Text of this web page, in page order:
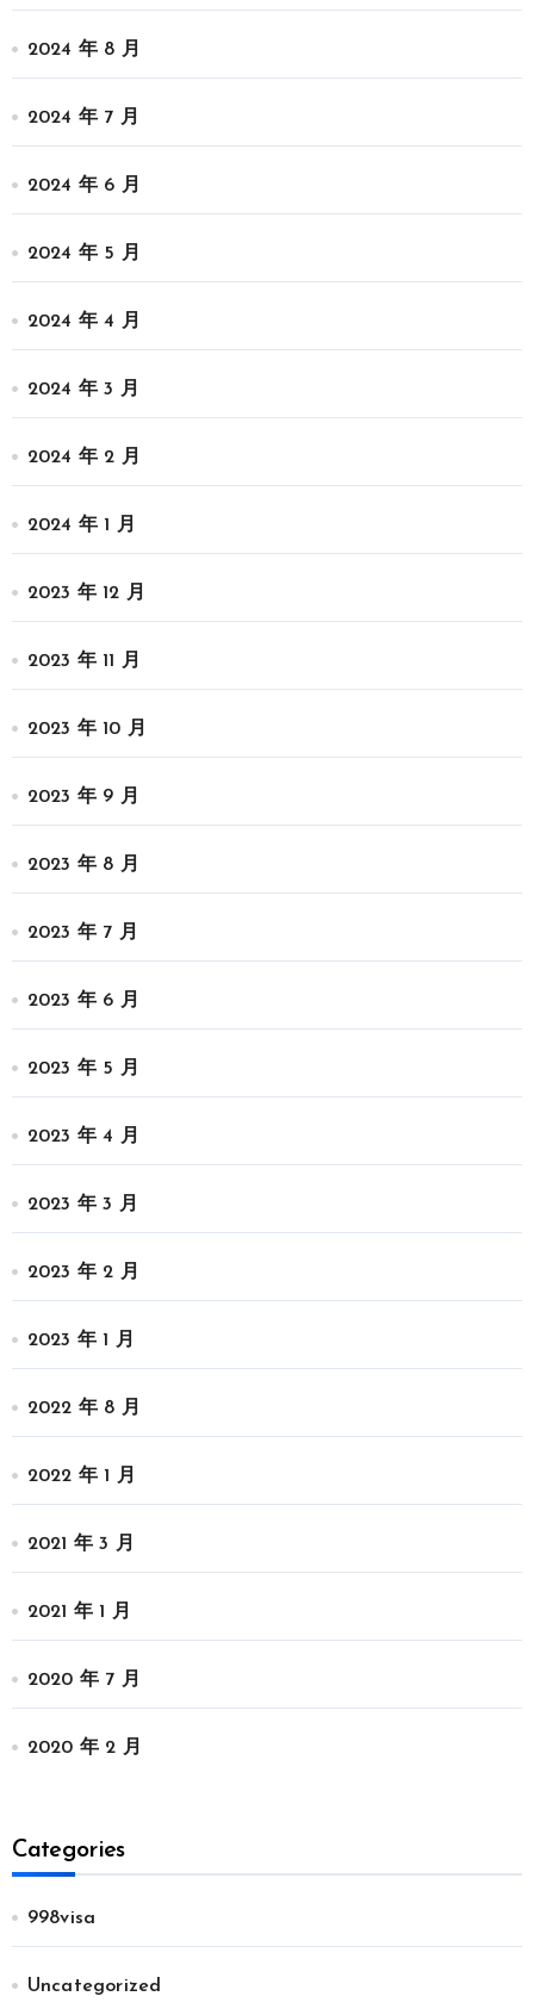
2024 年 8 月
2024 年 7 月
2024 年 6 月
2024 年 5 月
2024 年 4 月
2024 年 3 月
2024 年 2 月
2024 年 1 月
2023 年 12 月
2023 年 11 月
2023 年 10 月
2023 年 9 月
2023 年 8 月
2023 年 7 月
2023 年 6 月
2023 年 5 月
2023 年 4 月
2023 年 3 月
2023 年 2 月
2023 年 1 月
2022 年 8 月
2022 年 1 月
2021 年 3 月
2021 年 1 月
2020 年 7 月
2020 年 2 月
Categories
998visa
Uncategorized